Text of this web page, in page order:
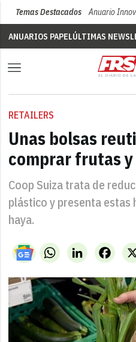
Temas Destacados Anuario
ANUARIOS PAPELÚLTIMAS
RETAILERS
Unas bolsas
comprar frutas
Coop Suiza trata de
plástico y presenta estas
haya.
WhatsAppLinkedIn